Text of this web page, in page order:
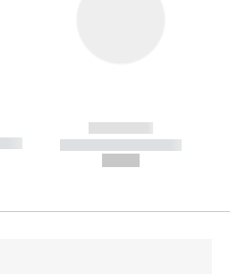
------------
----------- -----------